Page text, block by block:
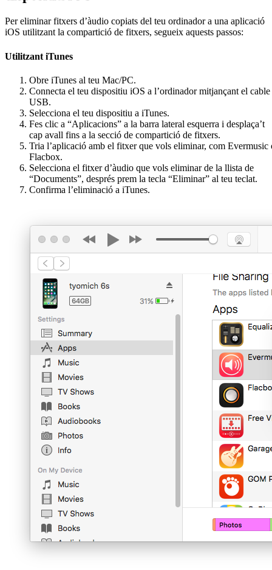
Per eliminar fitxers d’àudio copiats del teu ordinador a una aplicació
iOS utilitzant la compartició de fitxers, segueix aquests passos:
Utilitzant iTunes
Obre iTunes al teu Mac/PC.
Connecta el teu dispositiu iOS a l’ordinador mitjançant el cable
USB.
Selecciona el teu dispositiu a iTunes.
Fes clic a “Aplicacions” a la barra lateral esquerra i desplaça’t
cap avall fins a la secció de compartició de fitxers.
Tria l’aplicació amb el fitxer que vols eliminar, com Evermusic
Flacbox.
Selecciona el fitxer d’àudio que vols eliminar de la llista de
“Documents”, després prem la tecla “Eliminar” al teu teclat.
Confirma l’eliminació a iTunes.